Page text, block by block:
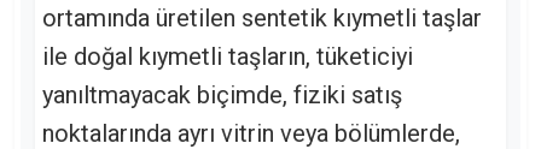
ortamında üretilen sentetik kıymetli taşlar
ile doğal kıymetli taşların, tüketiciyi
yanıltmayacak biçimde, fiziki satış
noktalarında ayrı vitrin veya bölümlerde,